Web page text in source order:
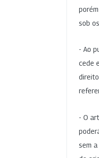
sob
- Ao
cede
- O
sem